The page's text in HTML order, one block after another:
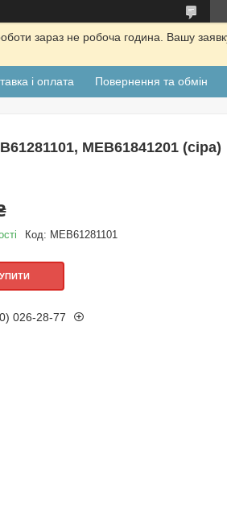
зараз не робоча година. Вашу
і оплата Повернення та обмін
MEB61841201 (сіра)
Код: MEB61281101
026-28-77